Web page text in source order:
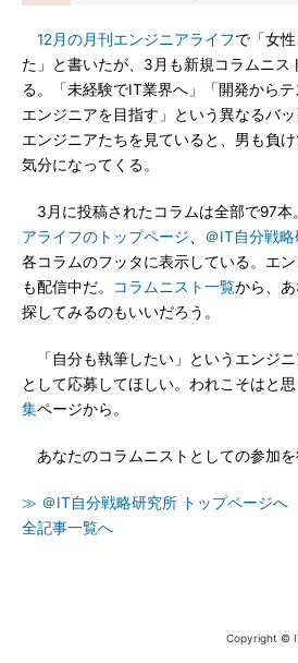
12月の月刊エンジニアライフで「女
た」と書いたが、3月も新規コラムニス
る。「未経験でIT業界へ」「開発から
エンジニアを目指す」という異なるバ
エンジニアたちを見ていると、男も負
気分になってくる。
3月に投稿されたコラムは全部で97本
アライフのトップページ
＠IT自分戦
各コラムのフッタに表示している。エ
も配信中だ。
コラムニスト一覧から、
探してみるのもいいだろう。
「自分も執筆したい」というエンジニ
として応募してほしい。われこそはと思
集ページから。
あなたのコラムニストとしての参加を
≫ ＠IT自分戦略研究所 トップページへ
全記事一覧へ
Copyright ©